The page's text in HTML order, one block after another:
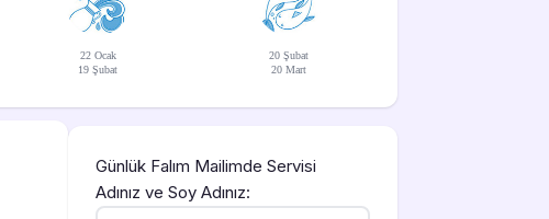
22 Ocak
19 Şubat
20 Şubat
20 Mart
Günlük Falım Mailimde Servisi
Adınız ve Soy Adınız: